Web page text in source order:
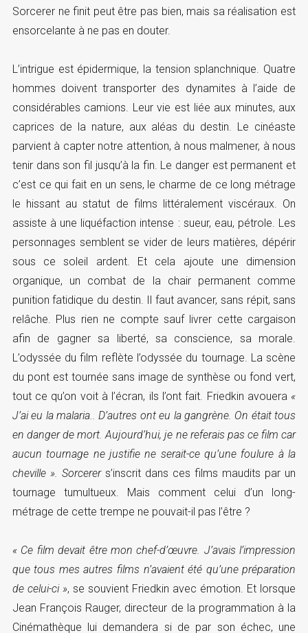
Sorcerer ne finit peut être pas bien, mais sa réalisation est
ensorcelante à ne pas en douter.
L’intrigue est épidermique, la tension splanchnique. Quatre
hommes doivent transporter des dynamites à l’aide de
considérables camions. Leur vie est liée aux minutes, aux
caprices de la nature, aux aléas du destin. Le cinéaste
parvient à capter notre attention, à nous malmener, à nous
tenir dans son fil jusqu’à la fin. Le danger est permanent et
c’est ce qui fait en un sens, le charme de ce long métrage
le hissant au statut de films littéralement viscéraux. On
assiste à une liquéfaction intense : sueur, eau, pétrole. Les
personnages semblent se vider de leurs matières, dépérir
sous ce soleil ardent. Et cela ajoute une dimension
organique, un combat de la chair permanent comme
punition fatidique du destin. Il faut avancer, sans répit, sans
relâche. Plus rien ne compte sauf livrer cette cargaison
afin de gagner sa liberté, sa conscience, sa morale.
L’odyssée du film reflète l’odyssée du tournage. La scène
du pont est tournée sans image de synthèse ou fond vert,
tout ce qu’on voit à l’écran, ils l’ont fait. Friedkin avouera«
J’ai eu la malaria.. D’autres ont eu la gangrène. On était tous
en danger de mort. Aujourd’hui, je ne referais pas ce film car
aucun tournage ne justifie ne serait-ce qu’une foulure à la
cheville ». Sorcerers’inscrit dans ces films maudits par un
tournage tumultueux. Mais comment celui d’un long-
métrage de cette trempe ne pouvait-il pas l’être ?
« Ce film devait être mon chef-d’œuvre. J’avais l’impression
que tous mes autres films n’avaient été qu’une préparation
de celui-ci », se souvient Friedkin avec émotion. Et lorsque
Jean François Rauger, directeur de la programmation à la
Cinémathèque lui demandera si de par son échec, une